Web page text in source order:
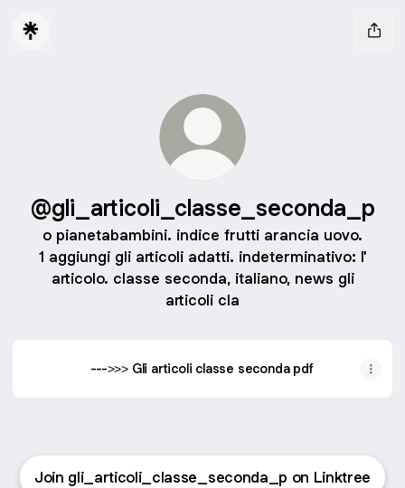
@gli_articoli_classe_seconda_p
o pianetabambini. indice frutti arancia uovo.
1 aggiungi gli articoli adatti. indeterminativo: l'
articolo. classe seconda, italiano, news gli
articoli cla
--->>> Gli articoli classe seconda pdf
Join gli_articoli_classe_seconda_p on Linktree